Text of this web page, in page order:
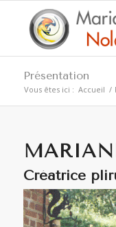
Présentation
Vous êtes ici : Accueil /
Créatrice